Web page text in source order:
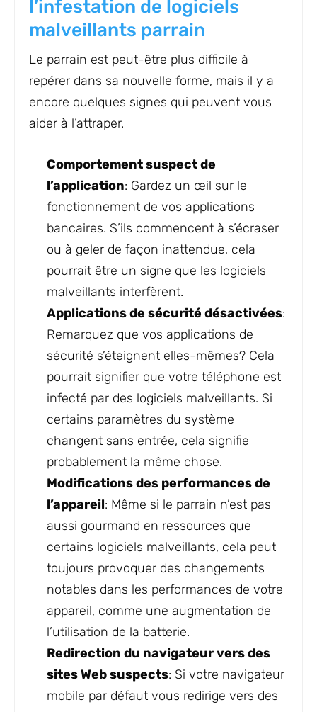
l’infestation de logiciels
malveillants parrain
Le parrain est peut-être plus difficile à
repérer dans sa nouvelle forme, mais il y a
encore quelques signes qui peuvent vous
aider à l’attraper.
Comportement suspect de
l’application: Gardez un œil sur le
fonctionnement de vos applications
bancaires. S’ils commencent à s’écraser
ou à geler de façon inattendue, cela
pourrait être un signe que les logiciels
malveillants interfèrent.
Applications de sécurité désactivées:
Remarquez que vos applications de
sécurité s’éteignent elles-mêmes? Cela
pourrait signifier que votre téléphone est
infecté par des logiciels malveillants. Si
certains paramètres du système
changent sans entrée, cela signifie
probablement la même chose.
Modifications des performances de
l’appareil: Même si le parrain n’est pas
aussi gourmand en ressources que
certains logiciels malveillants, cela peut
toujours provoquer des changements
notables dans les performances de votre
appareil, comme une augmentation de
l’utilisation de la batterie.
Redirection du navigateur vers des
sites Web suspects: Si votre navigateur
mobile par défaut vous redirige vers des